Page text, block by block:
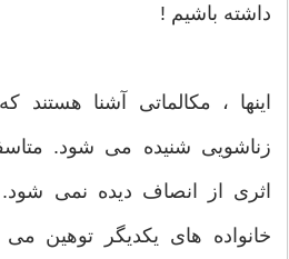
داشته باشیم !
اینها ، مکالماتی آشنا هستند
زناشویی شنیده می شود.
اثری از انصاف دیده نمی
خانواده های یکدیگر توهین می